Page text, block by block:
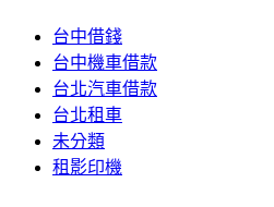
台中借錢
台中機車借款
台北汽車借款
台北租車
未分類
租影印機